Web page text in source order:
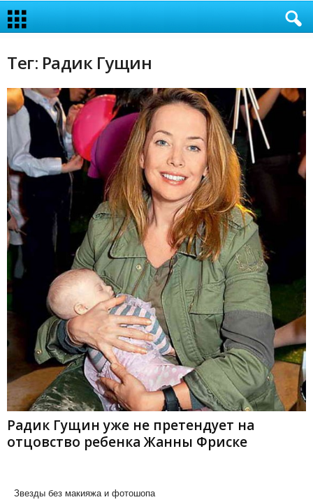
Тег: Радик Гущин
Радик Гущин уже не претендует на
отцовство ребенка Жанны Фриске
Звезды без макияжа и фотошопа